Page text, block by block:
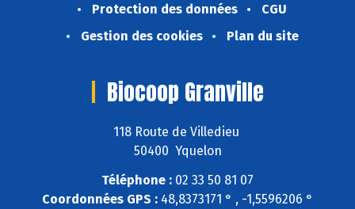
Protection des données
CGU
Gestion des cookies
Plan du site
Biocoop Granville
118 Route de Villedieu
50400 Yquelon
Téléphone : 02 33 50 81 07
Coordonnées GPS : 48,8373171 ° , -1,5596206 °